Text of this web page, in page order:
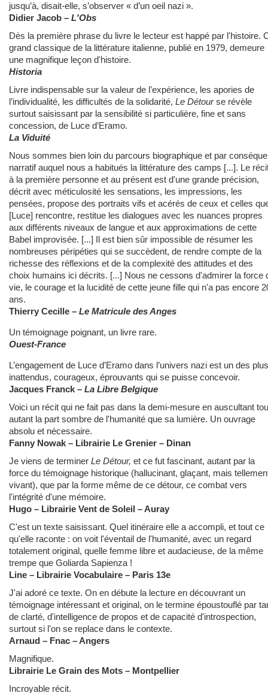
jusqu’à, disait-elle, s’observer « d’un oeil nazi ».
Didier Jacob – L'Obs
Dès la première phrase du livre le lecteur est happé par l'histoire.
grand classique de la littérature italienne, publié en 1979, demeure
une magnifique leçon d'histoire.
Historia
Livre indispensable sur la valeur de l’expérience, les apories de
l’individualité, les difficultés de la solidarité, Le Détourse révèle
surtout saisissant par la sensibilité si particulière, fine et sans
concession, de Luce d’Eramo.
La Viduité
Nous sommes bien loin du parcours biographique et par
narratif auquel nous a habitués la littérature des camps [...]. Le
à la première personne et au présent est d'une grande précision,
décrit avec méticulosité les sensations, les impressions, les
pensées, propose des portraits vifs et acérés de ceux et celles
[Luce] rencontre, restitue les dialogues avec les nuances propres
aux différents niveaux de langue et aux approximations de cette
Babel improvisée. [...] Il est bien sûr impossible de résumer les
nombreuses péripéties qui se succèdent, de rendre compte de la
richesse des réflexions et de la complexité des attitudes et des
choix humains ici décrits. [...] Nous ne cessons d'admirer la force
vie, le courage et la lucidité de cette jeune fille qui n'a pas encore
ans.
Thierry Cecille – Le Matricule des Anges
Un témoignage poignant, un livre rare.
Ouest-France
L’engagement de Luce d’Eramo dans l’univers nazi est un des plus
inattendus, courageux, éprouvants qui se puisse concevoir.
Jacques Franck – La Libre Belgique
Voici un récit qui ne fait pas dans la demi-mesure en auscultant
autant la part sombre de l'humanité que sa lumière. Un ouvrage
absolu et nécessaire.
Fanny Nowak – Librairie Le Grenier – Dinan
Je viens de terminer Le Détour, et ce fut fascinant, autant par la
force du témoignage historique (hallucinant, glaçant, mais
vivant), que par la forme même de ce détour, ce combat vers
l'intégrité d'une mémoire.
Hugo – Librairie Vent de Soleil – Auray
C'est un texte saisissant. Quel itinéraire elle a accompli, et tout ce
qu'elle raconte : on voit l'éventail de l'humanité, avec un regard
totalement original, quelle femme libre et audacieuse, de la même
trempe que Goliarda Sapienza !
Line – Librairie Vocabulaire – Paris 13e
J'ai adoré ce texte. On en débute la lecture en découvrant un
témoignage intéressant et original, on le termine époustouflé par
de clarté, d'intelligence de propos et de capacité d'introspection,
surtout si l'on se replace dans le contexte.
Arnaud – Fnac – Angers
Magnifique.
Librairie Le Grain des Mots – Montpellier
Incroyable récit.